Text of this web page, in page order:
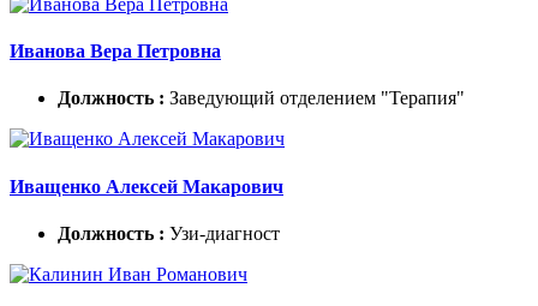
Иванова Вера Петровна
Должность : Заведующий отделением "Терапия"
Иващенко Алексей Макарович
Должность : Узи-диагност